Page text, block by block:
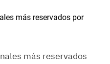
más reservados